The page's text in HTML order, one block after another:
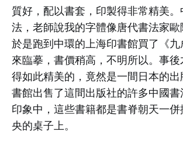
質好，配以書套，印製得非常精美
法，老師說我的字體像唐代書法家歐
於是跑到中環的上海印書館買了《九
來臨摹，書價稍高，不明所以。事
得如此精美的，竟然是一間日本的
書館出售了這間出版社的許多中國書
印象中，這些書籍都是書脊朝天一
央的桌子上。